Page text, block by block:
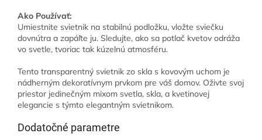
Ako Používať:
Umiestnite svietnik na stabilnú podložku, vložte sviečku
dovnútra a zapáľte ju. Sledujte, ako sa potlač kvetov odráža
vo svetle, tvoriac tak kúzelnú atmosféru.
Tento transparentný svietnik zo skla s kovovým uchom je
nádherným dekoratívnym prvkom pre váš domov. Oživte svoj
priestor jedinečným mixom svetla, skla, a kvetinovej
elegancie s týmto elegantným svietnikom.
Dodatočné parametre